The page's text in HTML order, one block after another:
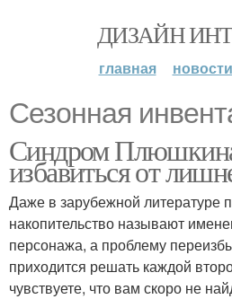
ДИЗАЙН
главная новости
Сезонная
Синдром
избавиться от
Даже в зарубежной литературе
накопительство называют
персонажа, а проблему
приходится решать каждой
чувствуете, что вам скоро не